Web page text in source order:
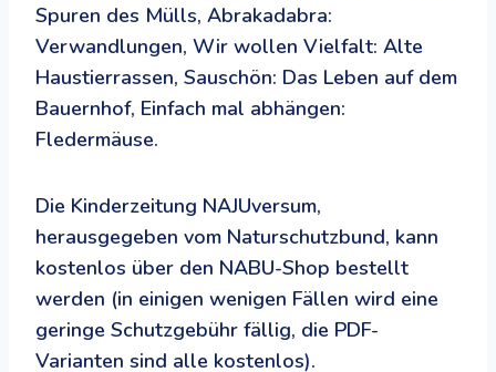
Spuren des Mülls, Abrakadabra:
Verwandlungen, Wir wollen Vielfalt: Alte
Haustierrassen, Sauschön: Das Leben auf dem
Bauernhof, Einfach mal abhängen:
Fledermäuse.
Die Kinderzeitung NAJUversum,
herausgegeben vom Naturschutzbund, kann
kostenlos über den NABU-Shop bestellt
werden (in einigen wenigen Fällen wird eine
geringe Schutzgebühr fällig, die PDF-
Varianten sind alle kostenlos).